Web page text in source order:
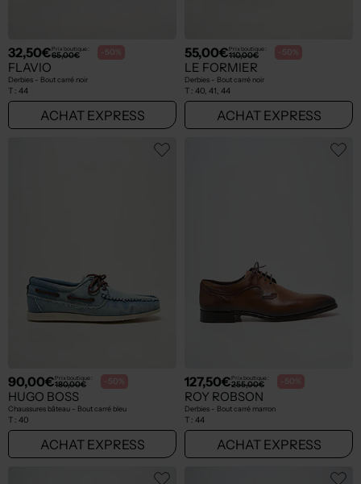
32,50€Prix boutique :
65,00€ -50%
FLAVIO
Derbies - Bout carré noir
T : 44
ACHAT EXPRESS
55,00€Prix boutique :
110,00€ -50%
LE FORMIER
Derbies - Bout carré noir
T : 40, 41, 44
ACHAT EXPRESS
90,00€Prix boutique :
180,00€ -50%
HUGO BOSS
Chaussures bâteau - Bout carré bleu
T : 40
ACHAT EXPRESS
127,50€Prix boutique :
255,00€ -50%
ROY ROBSON
Derbies - Bout carré marron
T : 44
ACHAT EXPRESS